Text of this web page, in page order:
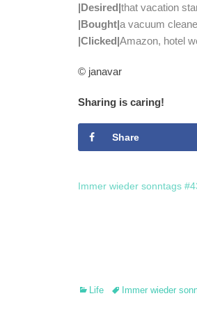
|Desired|that vacation
|Bought|a vacuum
|Clicked|Amazon, hotel
© janavar
Sharing is caring!
Share
Immer wieder sonntags
Categories
Life TagsImmer wieder